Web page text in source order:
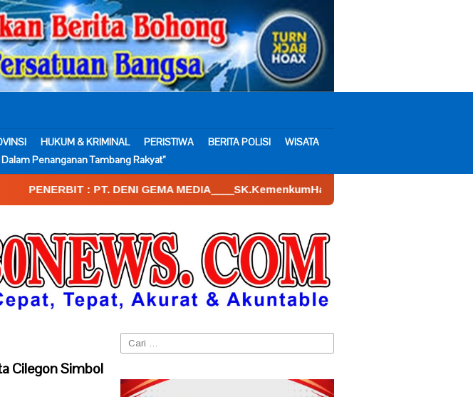
HUKUM & KRIMINAL PERISTIWA BERITA POLISI
WISATA
Penanganan Tambang Rakyat”
: PT. DENI GEMA MEDIA____SK.KemenkumHam : AHU – 026590.AH.01.30.___Tahun
Cilegon Simbol
Cari
untuk: